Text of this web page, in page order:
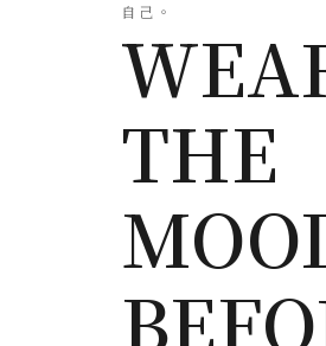
自己。
THE